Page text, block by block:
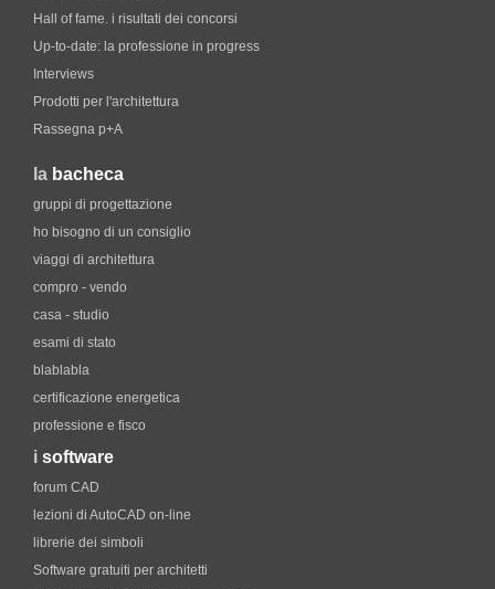
Hall of fame. i risultati dei concorsi
Up-to-date: la professione in progress
Interviews
Prodotti per l'architettura
Rassegna p+A
la bacheca
gruppi di progettazione
ho bisogno di un consiglio
viaggi di architettura
compro - vendo
casa - studio
esami di stato
blablabla
certificazione energetica
professione e fisco
i software
forum CAD
lezioni di AutoCAD on-line
librerie dei simboli
Software gratuiti per architetti